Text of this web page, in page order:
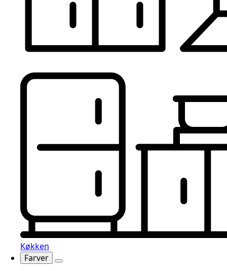
Køkken
Farver